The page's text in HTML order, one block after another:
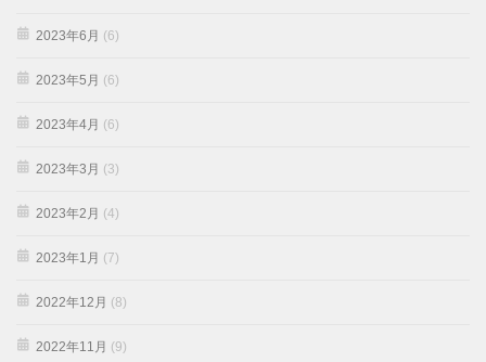
2023年6月 (6)
2023年5月 (6)
2023年4月 (6)
2023年3月 (3)
2023年2月 (4)
2023年1月 (7)
2022年12月 (8)
2022年11月 (9)